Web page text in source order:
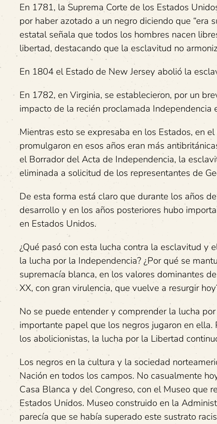
En 1781, la Suprema Corte de los Estados
por haber azotado a un negro diciendo que “era
estatal señala que todos los hombres nacen
libertad, destacando que la esclavitud no
En 1804 el Estado de New Jersey abolió la
En 1782, en Virginia, se establecieron, por un
impacto de la recién proclamada Independencia
Mientras esto se expresaba en los Estados, en
promulgaron en esos años eran más
el Borrador del Acta de Independencia, la
eliminada a solicitud de los representantes de
De esta forma está claro que durante los años
desarrollo y en los años posteriores hubo
en Estados Unidos.
¿Qué pasó con esta lucha contra la esclavitud y
la lucha por la Independencia? ¿Por qué se
supremacía blanca, en los valores dominantes
XX, con gran virulencia, que vuelve a resurgir
No se puede entender y comprender la lucha
importante papel que los negros jugaron en
los abolicionistas, la lucha por la Libertad
Los negros en la cultura y la sociedad
Nación en todos los campos. No casualmente
Casa Blanca y del Congreso, con el Museo que
Estados Unidos. Museo construido en la
parecía que se había superado este sustrato